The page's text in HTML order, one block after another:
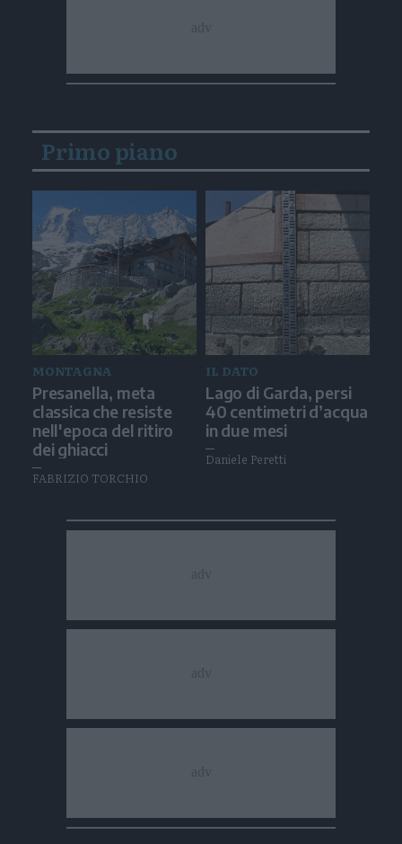
Primo piano
MONTAGNA
Presanella, meta
classica che resiste
nell'epoca del ritiro
dei ghiacci
FABRIZIO TORCHIO
IL DATO
Lago di Garda, persi
40 centimetri d’acqua
in due mesi
Daniele Peretti